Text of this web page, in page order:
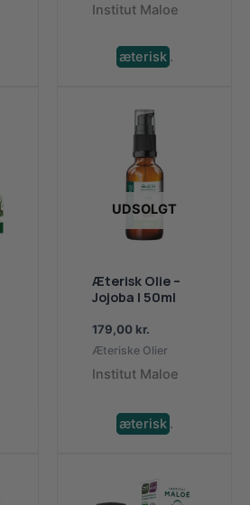
Institut Maloe
æterisk .
UDSOLGT
Æterisk Olie –
Jojoba | 50ml
179,00 kr.
Æteriske Olier
Institut Maloe
æterisk .